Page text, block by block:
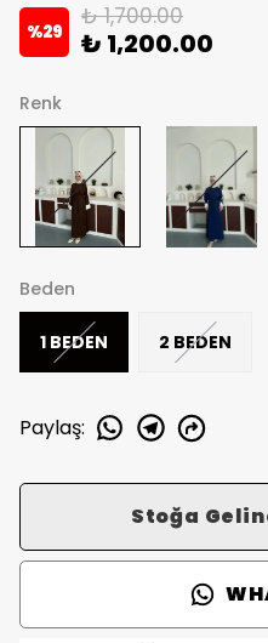
%29
₺ 1,700.00
₺ 1,200.00
Renk
Beden
1 BEDEN 2 BEDEN
Paylaş:
Stoğa